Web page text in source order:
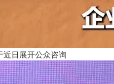
近日展开公众咨询